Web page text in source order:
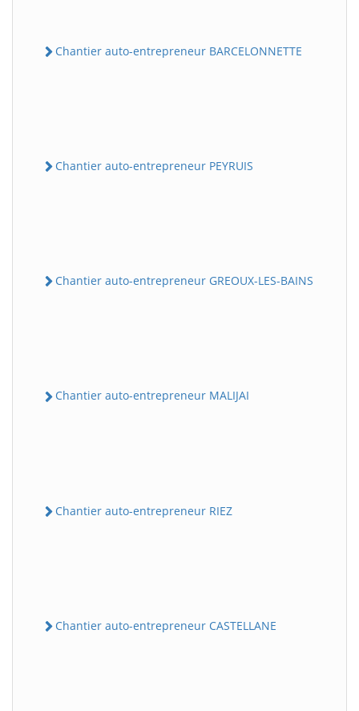
Chantier auto-entrepreneur BARCELONNETTE
Chantier auto-entrepreneur PEYRUIS
Chantier auto-entrepreneur GREOUX-LES-BAINS
Chantier auto-entrepreneur MALIJAI
Chantier auto-entrepreneur RIEZ
Chantier auto-entrepreneur CASTELLANE